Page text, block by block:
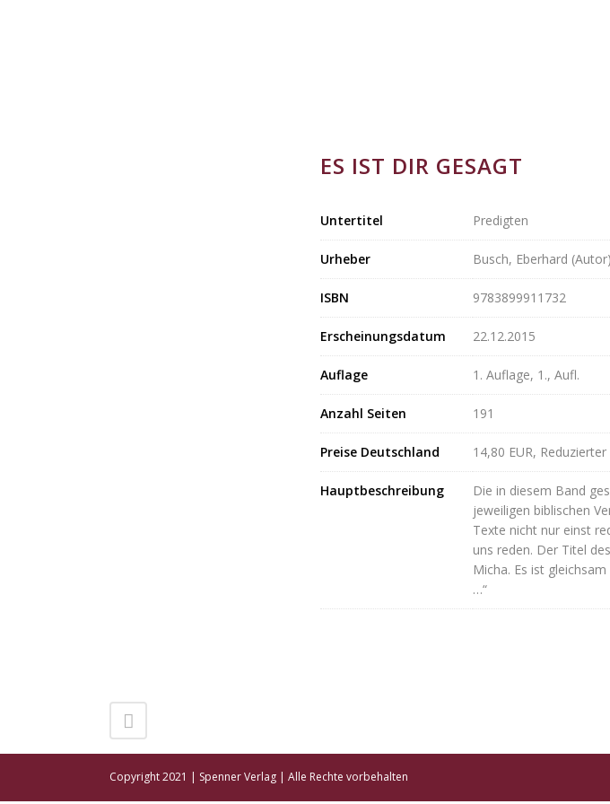
ES IST DIR GESAGT
Untertitel Predigten
Urheber Busch, Eberhard (Autor)
ISBN 9783899911732
Erscheinungsdatum 22.12.2015
Auflage 1. Auflage, 1., Aufl.
Anzahl Seiten 191
Preise Deutschland 14,80 EUR,
Hauptbeschreibung
Die in diesem Band
jeweiligen biblischen
Texte nicht nur einst
uns reden. Der Titel
Micha. Es ist
…“
Copyright 2021 | Spenner Verlag | Alle Rechte vorbehalten